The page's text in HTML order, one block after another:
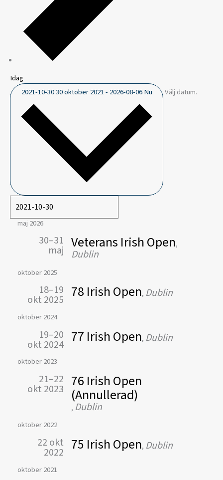
Idag
2021-10-3030 oktober 2021- 2026-08-06Nu Välj datum.
maj 2026
30–31
maj Veterans Irish Open,
Dublin
oktober 2025
18–19
okt 2025 78 Irish Open, Dublin
oktober 2024
19–20
okt 2024 77 Irish Open, Dublin
oktober 2023
21–22
okt 2023 76 Irish Open
(Annullerad)
, Dublin
oktober 2022
22 okt
2022 75 Irish Open, Dublin
oktober 2021